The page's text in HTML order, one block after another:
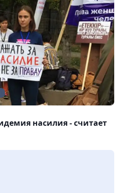
насилия - считает